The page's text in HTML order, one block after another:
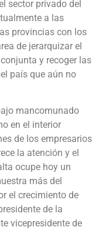
sector privado del
a las
provincias con los
de jerarquizar el
y recoger las
país que aún no
mancomunado
en el interior
de los empresarios
la atención y el
ocupe hoy un
más del
el crecimiento de
de la
vicepresidente de